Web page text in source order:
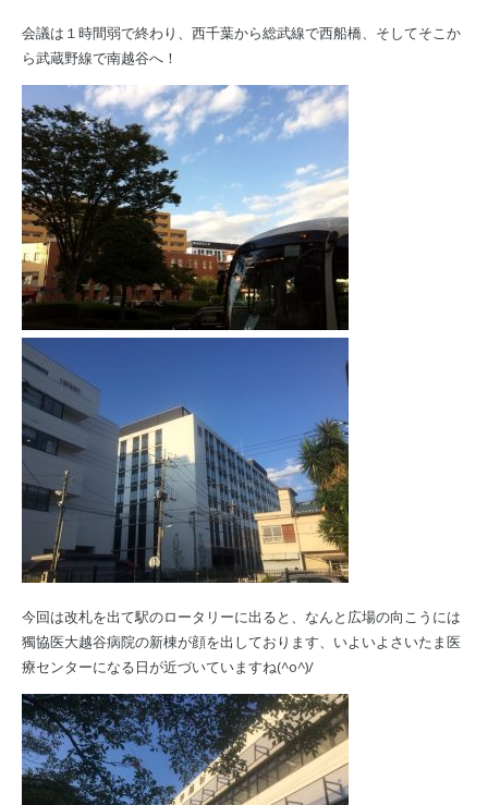
会議は１時間弱で終わり、西千葉から総武線で西船橋、そしてそこか
ら武蔵野線で南越谷へ！
今回は改札を出て駅のロータリーに出ると、なんと広場の向こうには
獨協医大越谷病院の新棟が顔を出しております、いよいよさいたま医
療センターになる日が近づいていますね(^o^)/